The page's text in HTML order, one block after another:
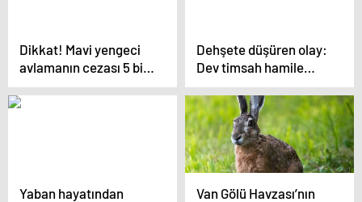
Dikkat! Mavi yengeci
avlamanın cezası 5 bin
TL
Dehşete düşüren olay:
Dev timsah hamile
kadını yedi!
Yaban hayatından
Van Gölü Havzası’nın